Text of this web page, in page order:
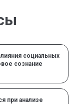
социальных
сознание
при анализе